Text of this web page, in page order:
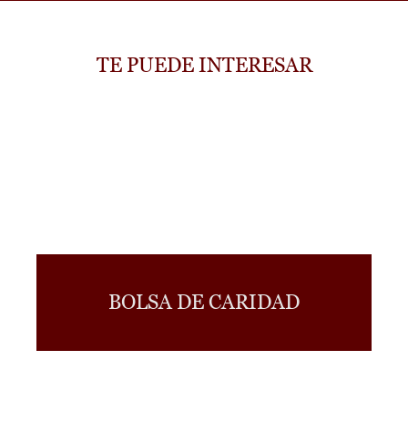
TE PUEDE INTERESAR
BOLSA DE CARIDAD